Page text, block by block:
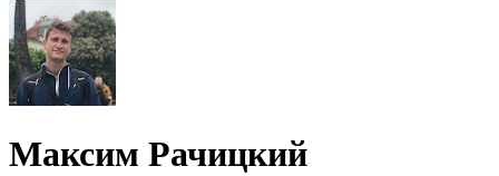
Максим Рачицкий